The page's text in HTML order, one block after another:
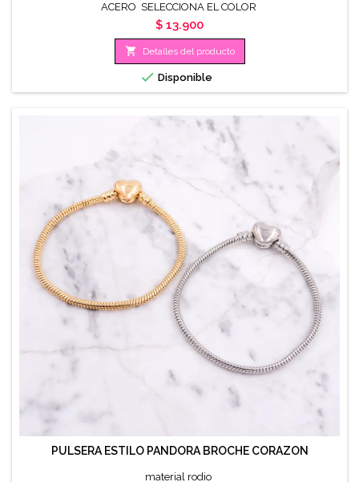
ACERO SELECCIONA EL COLOR
Precio
$ 13.900
 Detalles del producto
 Disponible
PULSERA ESTILO PANDORA BROCHE CORAZON
material rodio